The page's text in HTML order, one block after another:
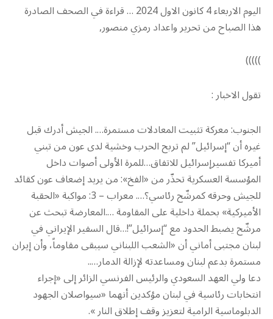
اليوم الاربعاء 4 كانون الاول 2024 … قراءة في الصحف الصادرة
هذا الصباح من تحرير واعداد رمزي منصور,
)))))
تقول الاخبار :
الجنوب: معركة تثبيت المعادلات مستمرة…. الجيش أدرك قبل
غيره أن “إسرائيل” لم تربح الحرب وخشية لدى عون من تبني
أميركا تفسيرإسرائيل للاتفاق…للمرة الأولى أصوات داخل
المؤسسة العسكرية تحذّر من «الفخ»: من يريد إضعاف عون كقائد
للجيش وحرقه كمرشّح رئاسي؟…. معراب – 3: مواكبة «الحقبة
الأميركية» بحملة داخلية على المقاومة ….المعارضة تبحث عن
مرشّح يضبط الحدود مع “إسرائيل”!…قال السفير الإيراني في
لبنان مجتبى أماني أن «الشعب اللبناني سيبقى مقاوماً، وأن إيران
مستمرة بدعم لبنان ومساعدته لإزالة الدمار…..
دعا ولي العهد السعودي والرئيس الفرنسي الزائر إلى «إجراء
انتخابات رئاسية في لبنان مؤكدين أنهما «سيواصلان الجهود
الدبلوماسية الرامية لتعزيز وقف إطلاق النار ».